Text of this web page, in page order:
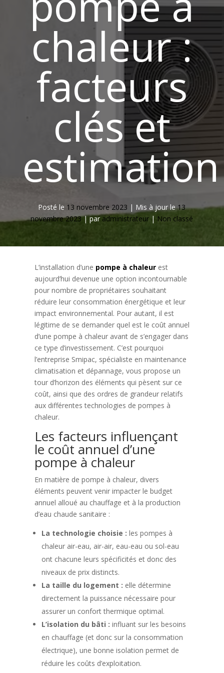
chaleur :
facteurs
clés et
estimation
Posté le 13 novembre 2023 | Mis à jour le13
novembre 2023|paradministrateur | Non classé
L’installation d’une pompe à chaleurest
aujourd’hui devenue une option incontournable
pour nombre de propriétaires souhaitant
réduire leur consommation énergétique et leur
impact environnemental. Pour autant, il est
légitime de se demander quel est le coût annuel
d’une pompe à chaleur avant de s’engager dans
ce type d’investissement. C’est pourquoi
l’entreprise Smipac, spécialiste en maintenance
climatisation et dépannage, vous propose un
tour d’horizon des éléments qui pèsent sur ce
coût, ainsi que des ordres de grandeur relatifs
aux différentes technologies de pompes à
chaleur.
Les facteurs influençant
le coût annuel d’une
pompe à chaleur
En matière de pompe à chaleur, divers
éléments peuvent venir impacter le budget
annuel alloué au chauffage et à la production
d’eau chaude sanitaire :
La technologie choisie : les pompes à
chaleur air-eau, air-air, eau-eau ou sol-eau
ont chacune leurs spécificités et donc des
niveaux de prix distincts.
La taille du logement : elle détermine
directement la puissance nécessaire pour
assurer un confort thermique optimal.
L’isolation du bâti : influant sur les besoins
en chauffage (et donc sur la consommation
électrique), une bonne isolation permet de
réduire les coûts d’exploitation.